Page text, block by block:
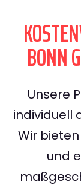
BONN
Unsere
individuell
Wir
und